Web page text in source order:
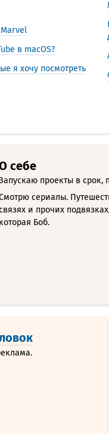
в macOS?
я хочу посмотреть
себе
проекты в срок,
сериалы.
и прочих
которая Боб.